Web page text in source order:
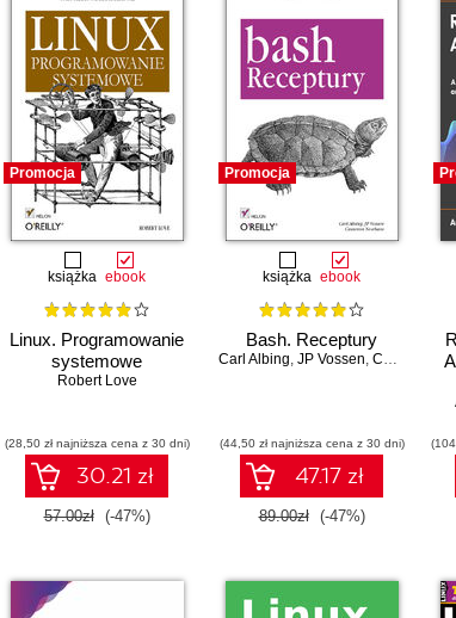
Promocja
książka ebook
Linux. Programowanie
systemowe
Robert Love
(28,50 zł najniższa cena z 30 dni)
30.21 zł
57.00zł (-47%)
Promocja
książka ebook
Bash. Receptury
Carl Albing, JP Vossen, Cameron Newham
(44,50 zł najniższa cena z 30 dni)
47.17 zł
89.00zł (-47%)